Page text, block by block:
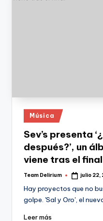
Publicado
en
Música
Sev’s presenta
después?’, un
viene tras el final
Publicado
Team Delirium julio 22,
Hay proyectos que no
golpe. 'Sal y Oro', el
Leer más